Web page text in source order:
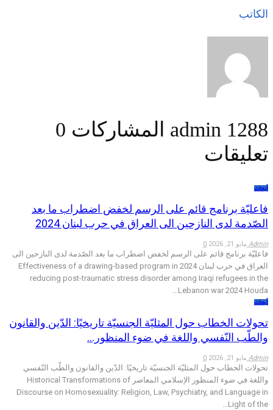
الكاتب
admin 1288 المشاركات
0
تعليقات
أبحاث
فاعليّة برنامج قائم على الرسم لخفض اضطراب ما بعد
الصّدمة لدى النازحين الى العراق في حرب لبنان 2024
Admin مايو 21, 2026 0
فاعليّة برنامج قائم على الرسم لخفض اضطراب ما بعد الصّدمة لدى النازحين الى
العراق في حرب لبنان 2024 Effectiveness of a drawing-based program in
reducing post-traumatic stress disorder among Iraqi refugees in the
Lebanon war 2024 Houda…
أبحاث
تحولات الخطاب حول المثليّة الجنسيّة تاريخيًا: الدّين والقانون
والطّب النّفسي واللغة في ضوء المنظور…
Admin مايو 21, 2026 0
تحولات الخطاب حول المثليّة الجنسيّة تاريخيًا: الدّين والقانون والطّب النّفسي
واللغة في ضوء المنظور الإسلامي المعاصر Historical Transformations of
Discourse on Homosexuality: Religion, Law, Psychiatry, and Language in
Light of the…